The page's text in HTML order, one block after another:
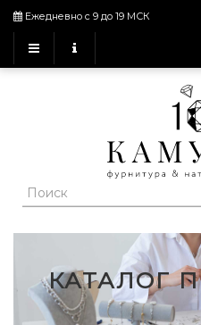
Ежедневно с 9 до 19 МСК
КАТАЛОГ